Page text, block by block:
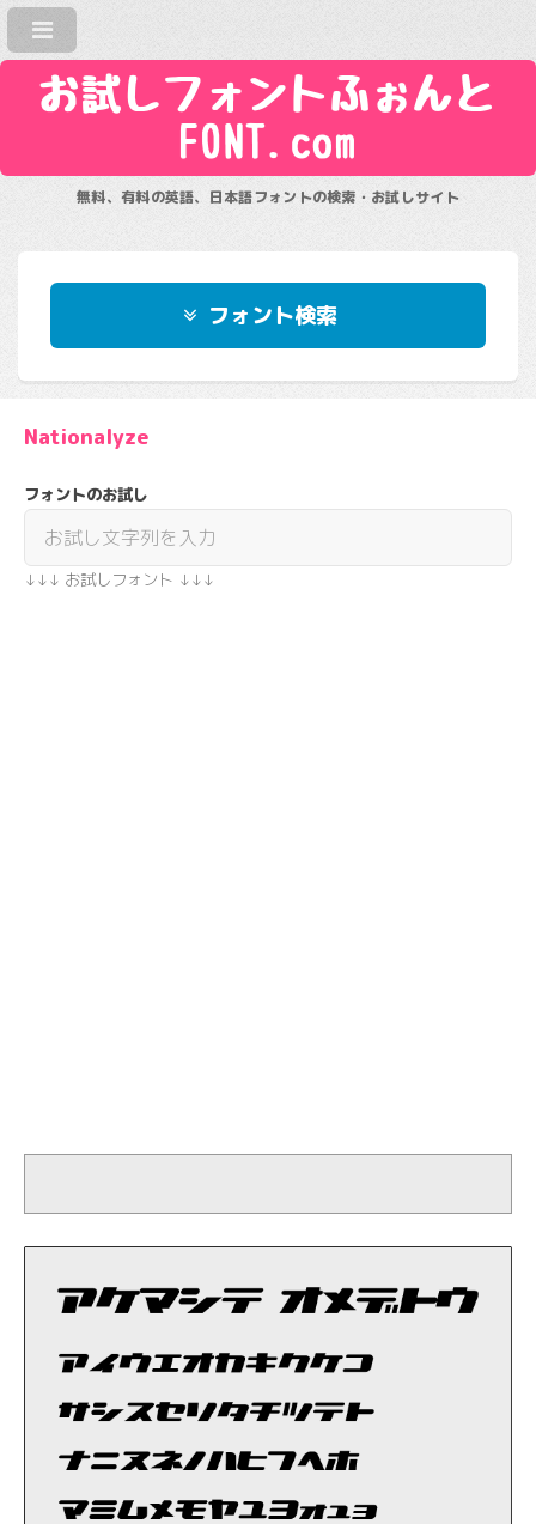
お試しフォントふぉんと
FONT.com
無料、有料の英語、日本語フォントの検索・お試しサイト
フォント検索
Nationalyze
フォントのお試し
↓↓↓ お試しフォント ↓↓↓